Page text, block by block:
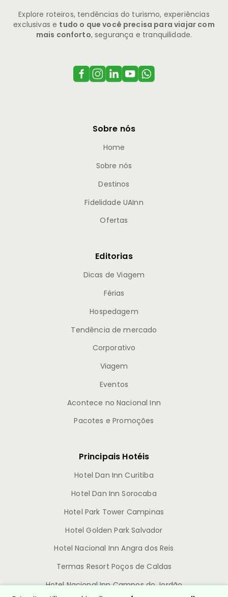
Explore roteiros, tendências do turismo, experiências
exclusivas e tudo o que você precisa para viajar com
mais conforto, segurança e tranquilidade.
Sobre nós
Home
Sobre nós
Destinos
Fidelidade UAInn
Ofertas
Editorias
Dicas de Viagem
Férias
Hospedagem
Tendência de mercado
Corporativo
Viagem
Eventos
Acontece no Nacional Inn
Pacotes e Promoções
Principais Hotéis
Hotel Dan Inn Curitiba
Hotel Dan Inn Sorocaba
Hotel Park Tower Campinas
Hotel Golden Park Salvador
Hotel Nacional Inn Angra dos Reis
Termas Resort Poços de Caldas
Hotel Nacional Inn Campos do Jordão